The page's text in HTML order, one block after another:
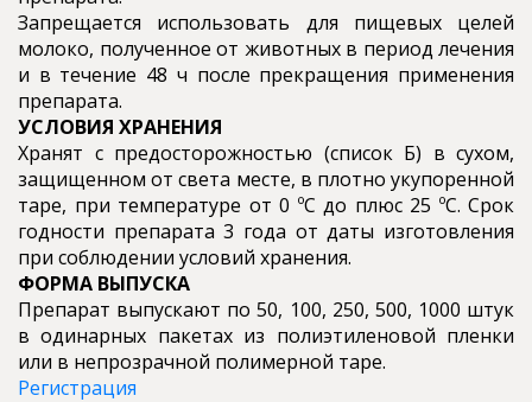
Запрещается использовать для пищевых целей
молоко, полученное от животных в период лечения
и в течение 48 ч после прекращения применения
препарата.
УСЛОВИЯ ХРАНЕНИЯ
Хранят с предосторожностью (список Б) в сухом,
защищенном от света месте, в плотно укупоренной
таре, при температуре от 0 ºС до плюс 25 ºС. Срок
годности препарата 3 года от даты изготовления
при соблюдении условий хранения.
ФОРМА ВЫПУСКА
Препарат выпускают по 50, 100, 250, 500, 1000 штук
в одинарных пакетах из полиэтиленовой пленки
или в непрозрачной полимерной таре.
Регистрация